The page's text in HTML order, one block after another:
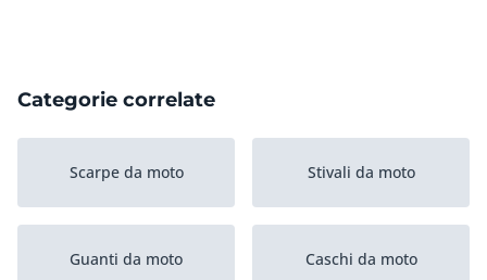
Categorie correlate
Scarpe da moto Stivali da moto
Guanti da moto Caschi da moto